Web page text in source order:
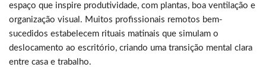
espaço que inspire produtividade, com plantas, boa ventilação e
organização visual. Muitos profissionais remotos bem-
sucedidos estabelecem rituais matinais que simulam o
deslocamento ao escritório, criando uma transição mental clara
entre casa e trabalho.